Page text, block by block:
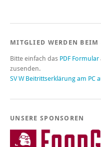
MITGLIED WERDEN BEIM
Bitte einfach das PDF Formular
zusenden.
SV W Beitrittserklärung am PC
UNSERE SPONSOREN